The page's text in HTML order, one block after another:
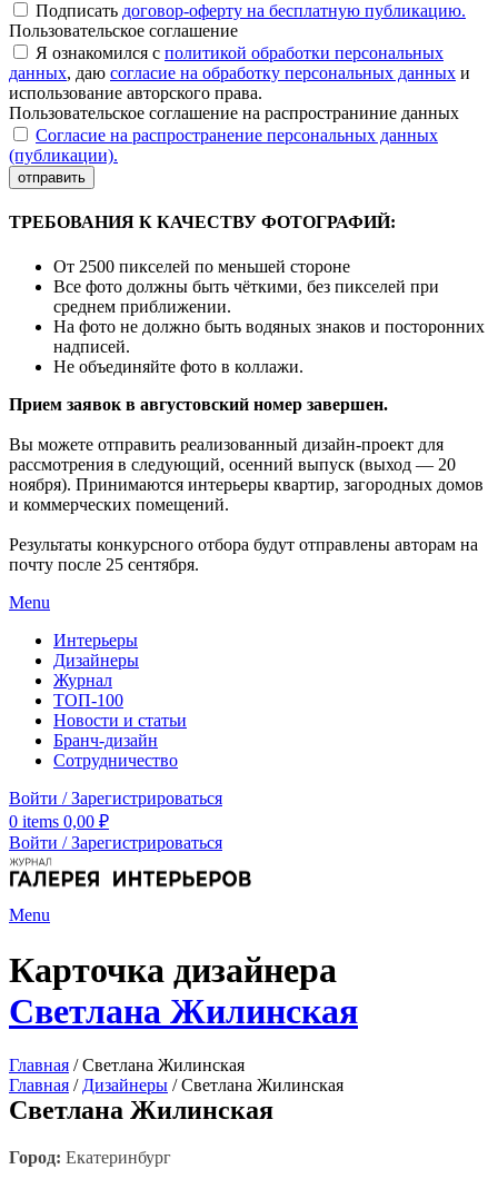
Подписать договор-оферту на бесплатную публикацию.
Пользовательское соглашение
Я ознакомился с политикой обработки персональных
данных, даю согласие на обработку персональных данных и
использование авторского права.
Пользовательское соглашение на распространиние данных
Согласие на распространение персональных данных
(публикации).
отправить
ТРЕБОВАНИЯ К КАЧЕСТВУ ФОТОГРАФИЙ:
От 2500 пикселей по меньшей стороне
Все фото должны быть чёткими, без пикселей при
среднем приближении.
На фото не должно быть водяных знаков и посторонних
надписей.
Не объединяйте фото в коллажи.
Прием заявок в августовский номер завершен.
Вы можете отправить реализованный дизайн-проект для
рассмотрения в следующий, осенний выпуск (выход — 20
ноября). Принимаются интерьеры квартир, загородных домов
и коммерческих помещений.
Результаты конкурсного отбора будут отправлены авторам на
почту после 25 сентября.
Menu
Интерьеры
Дизайнеры
Журнал
ТОП-100
Новости и статьи
Бранч-дизайн
Сотрудничество
Войти / Зарегистрироваться
0 items 0,00 ₽
Войти / Зарегистрироваться
Menu
Карточка дизайнера
Светлана Жилинская
Главная /Светлана Жилинская
Главная / Дизайнеры /Светлана Жилинская
Светлана Жилинская
Город: Екатеринбург